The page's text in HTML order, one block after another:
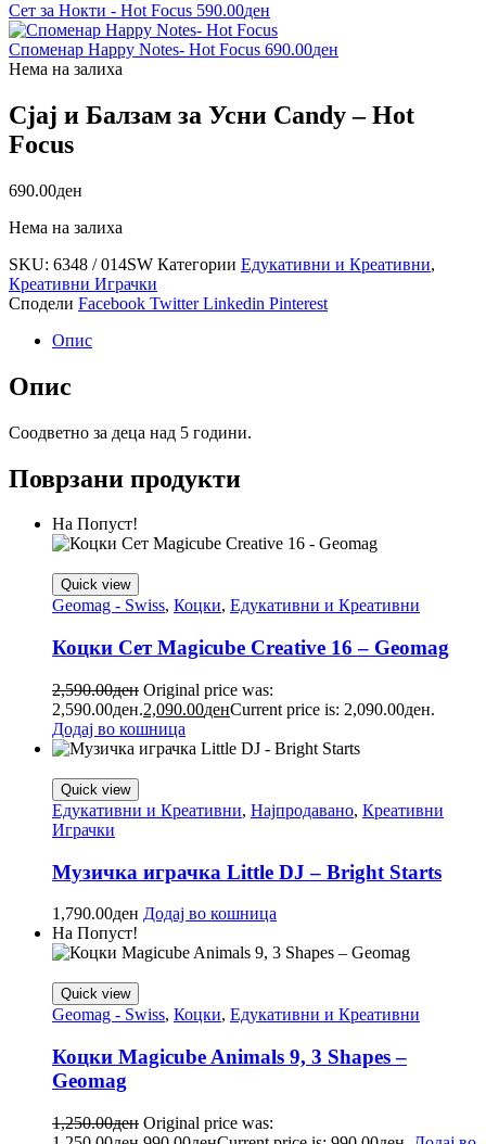
Сет за Нокти - Hot Focus 590.00ден
Споменар Happy Notes- Hot Focus 690.00ден
Нема на залиха
Сјај и Балзам за Усни Candy – Hot
Focus
690.00ден
Нема на залиха
SKU: 6348 / 014SW Категории Едукативни и Креативни,
Креативни Играчки
Сподели Facebook Twitter Linkedin Pinterest
Опис
Опис
Соодветно за деца над 5 години.
Поврзани продукти
На Попуст!
Quick view
Geomag - Swiss, Коцки, Едукативни и Креативни
Коцки Сет Magicube Creative 16 – Geomag
2,590.00ден Original price was:
2,590.00ден.2,090.00денCurrent price is: 2,090.00ден.
Додај во кошница
Quick view
Едукативни и Креативни, Најпродавано, Креативни
Играчки
Музичка играчка Little DJ – Bright Starts
1,790.00ден Додај во кошница
На Попуст!
Quick view
Geomag - Swiss, Коцки, Едукативни и Креативни
Коцки Magicube Animals 9, 3 Shapes –
Geomag
1,250.00ден Original price was: